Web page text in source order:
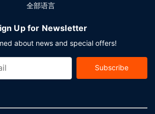
全部语言
Up for Newsletter
about news and special offers!
Subscribe